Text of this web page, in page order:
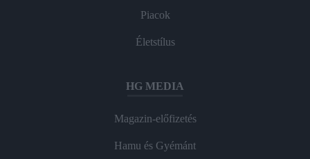
Piacok
Életstílus
HG MEDIA
Magazin-előfizetés
Hamu és Gyémánt